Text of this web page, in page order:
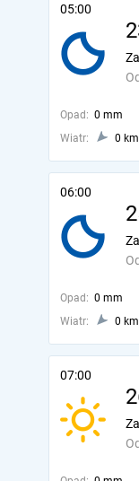
05:00
Opad: 0 mm
Wiatr:
0
06:00
Opad: 0 mm
Wiatr:
0
07:00